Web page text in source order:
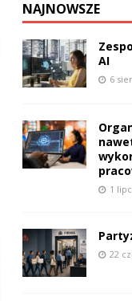
NAJNOWSZE
AI
6
1
22